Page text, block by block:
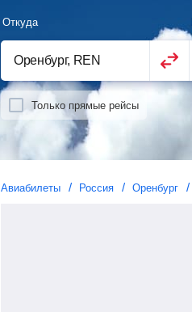
Откуда
Только прямые рейсы
Авиабилеты Россия Оренбург